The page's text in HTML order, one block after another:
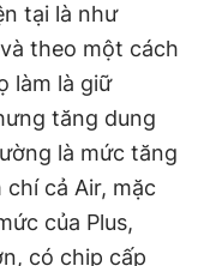
tại là như
theo một cách
làm là giữ
tăng dung
là mức tăng
cả Air, mặc
của Plus,
có chip cấp